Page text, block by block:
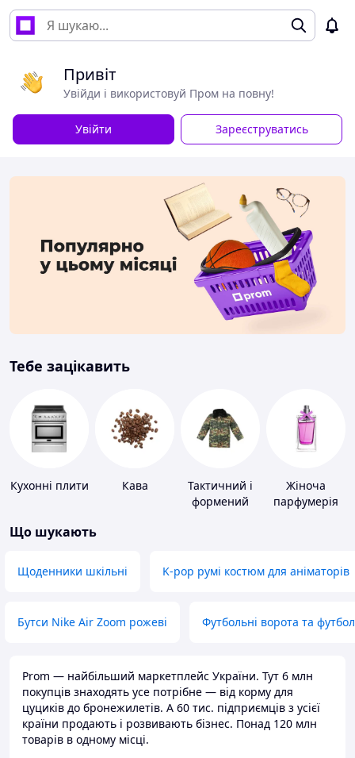
Привіт
Увійди і використовуй Пром на повну!
Увійти Зареєструватись
Тебе зацікавить
Кухонні плити Кава
Тактичний і
формений
Жіноча
парфумерія
Що шукають
Щоденники шкільні K-pop румі костюм для аніматорів
Бутси Nike Air Zoom рожеві Футбольні ворота та
Prom — найбільший маркетплейс України. Тут 6 млн
покупців знаходять усе потрібне — від корму для
цуциків до бронежилетів. А 60 тис. підприємців з усієї
країни продають і розвивають бізнес. Понад 120 млн
товарів в одному місці.